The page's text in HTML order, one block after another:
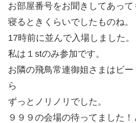
お部屋番号をお聞きしてあっ
寝るときくらいでしたものね。
17時前に並んで入場しました。
私は１stのみ参加です。
お隣の飛鳥常連御姐さまはビ
ら
ずっとノリノリでした。
９９９の会場の待ってました